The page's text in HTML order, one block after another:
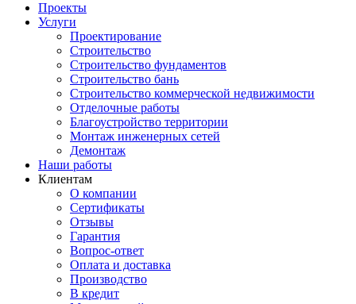
Проекты
Услуги
Проектирование
Строительство
Строительство фундаментов
Строительство бань
Строительство коммерческой недвижимости
Отделочные работы
Благоустройство территории
Монтаж инженерных сетей
Демонтаж
Наши работы
Клиентам
О компании
Сертификаты
Отзывы
Гарантия
Вопрос-ответ
Оплата и доставка
Производство
В кредит